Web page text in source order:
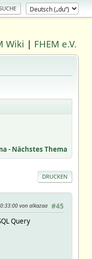
Wiki | FHEM e.V.
- Nächstes Thema
DRUCKEN
#45
von alkazaa
Query